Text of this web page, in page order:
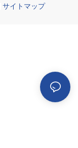
サイトマップ